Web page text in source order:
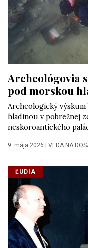
Archeológovia
pod morskou
Archeologický
hladinou v pobrežnej
neskoroantického
9. mája 2026 | VEDA NA
ĽUDIA